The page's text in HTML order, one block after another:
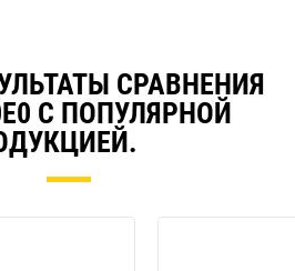
СРАВНЕНИЯ
С ПОПУЛЯРНОЙ